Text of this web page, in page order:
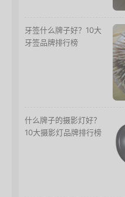
牙签什么牌子好？10大
牙签品牌排行榜
什么牌子的摄影灯好？
10大摄影灯品牌排行榜